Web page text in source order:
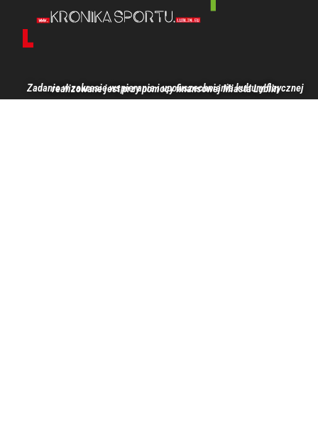
Zadanie w zakresie wspierania i upowszechniania kultury fizycznej realizowane jest przy pomocy finansowej Miasta Lublin